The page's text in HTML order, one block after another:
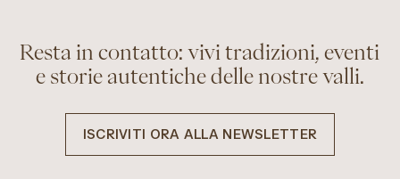
Resta in contatto: vivi tradizioni, eventi
e storie autentiche delle nostre valli.
ISCRIVITI ORA ALLA NEWSLETTER